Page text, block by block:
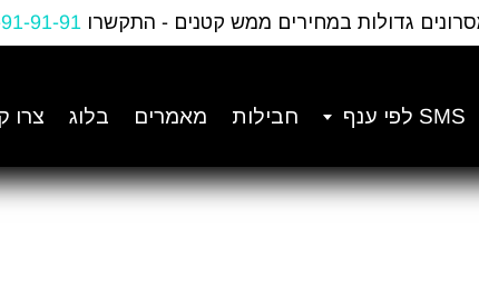
גדולות במחירים ממש קטנים - התקשרו91-91
SMS לפי ענף חבילות מאמרים בלוג צרו